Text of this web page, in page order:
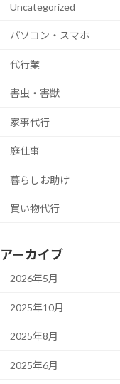
Uncategorized
パソコン・スマホ
代行業
害虫・害獣
家事代行
庭仕事
暮らしお助け
買い物代行
アーカイブ
2026年5月
2025年10月
2025年8月
2025年6月